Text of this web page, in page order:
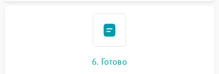
6. Готово